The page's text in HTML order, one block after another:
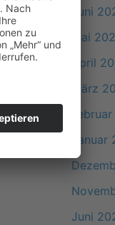
Juni
Mai
April
März
Januar
Juni